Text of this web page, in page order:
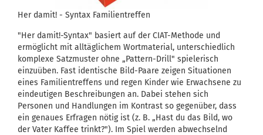
Her damit! - Syntax Familientreffen
"Her damit!-Syntax" basiert auf der CIAT-Methode und
ermöglicht mit alltäglichem Wortmaterial, unterschiedlich
komplexe Satzmuster ohne „Pattern-Drill" spielerisch
einzuüben. Fast identische Bild-Paare zeigen Situationen
eines Familientreffens und regen Kinder wie Erwachsene zu
eindeutigen Beschreibungen an. Dabei stehen sich
Personen und Handlungen im Kontrast so gegenüber, dass
ein genaues Erfragen nötig ist (z. B. „Hast du das Bild, wo
der Vater Kaffee trinkt?"). Im Spiel werden abwechselnd